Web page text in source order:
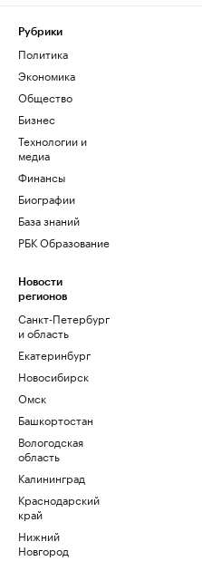
Рубрики
Политика
Экономика
Общество
Бизнес
Технологии и
медиа
Финансы
Биографии
База знаний
РБК Образование
Новости
регионов
Санкт-Петербург
и область
Екатеринбург
Новосибирск
Омск
Башкортостан
Вологодская
область
Калининград
Краснодарский
край
Нижний
Новгород